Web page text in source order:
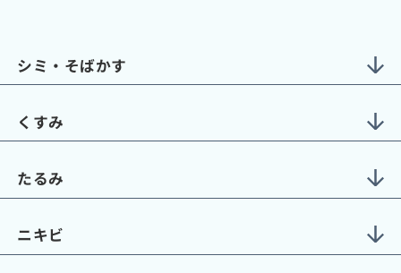
シミ・そばかす
くすみ
たるみ
ニキビ